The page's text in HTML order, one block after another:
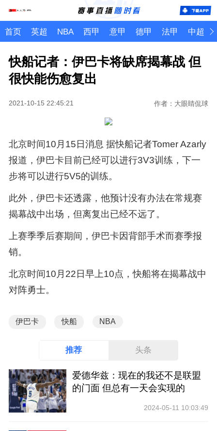
首页 英超 NBA 西甲 意甲 德甲 法甲 中超
快船记者：伊巴卡将缺席揭幕战 但
很快能伤愈复出
2021-10-15 22:45:21 作者：大眼睛侃球
北京时间10月15日消息 据快船记者Tomer Azarly
报道，伊巴卡目前已经可以进行3V3训练，下一
步将可以进行5V5的训练。
此外，伊巴卡还透露，他预计没有办法在常规赛
揭幕战中出场，但离复出已经不远了。
上赛季季后赛期间，伊巴卡因背部手术而赛季报
销。
北京时间10月22日早上10点，快船将在揭幕战中
对阵勇士。
伊巴卡 快船 NBA
推荐 头条
爱德华兹：现在的我还不是联盟
的门面 但总有一天会实现的
2024-05-11 10:03:49